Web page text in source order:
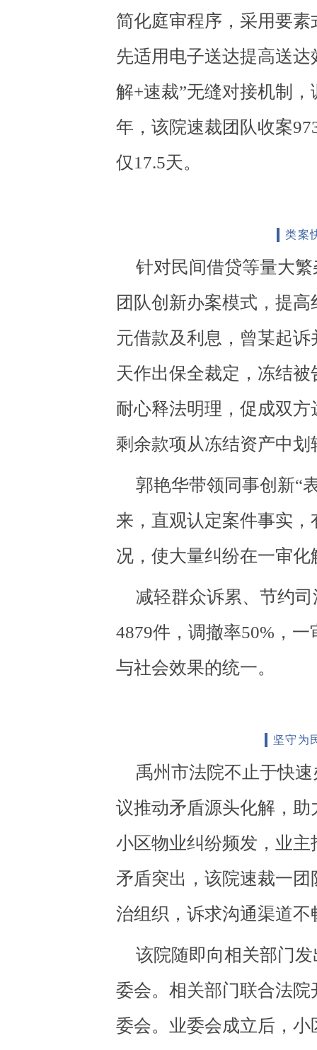
简化庭审程序，采用要
先适用电子送达提高送
解+速裁”无缝对接机制
年，该院速裁团队收案
仅17.5天。
类案
针对民间借贷等量大
团队创新办案模式，提
元借款及利息，曾某起
天作出保全裁定，冻结
耐心释法明理，促成双
剩余款项从冻结资产中
郭艳华带领同事创新“
来，直观认定案件事实
况，使大量纠纷在一审化
减轻群众诉累、节约
4879件，调撤率50%，
与社会效果的统一。
坚守为
禹州市法院不止于快
议推动矛盾源头化解，
小区物业纠纷频发，业
矛盾突出，该院速裁一
治组织，诉求沟通渠道不
该院随即向相关部门
委会。相关部门联合法
委会。业委会成立后，